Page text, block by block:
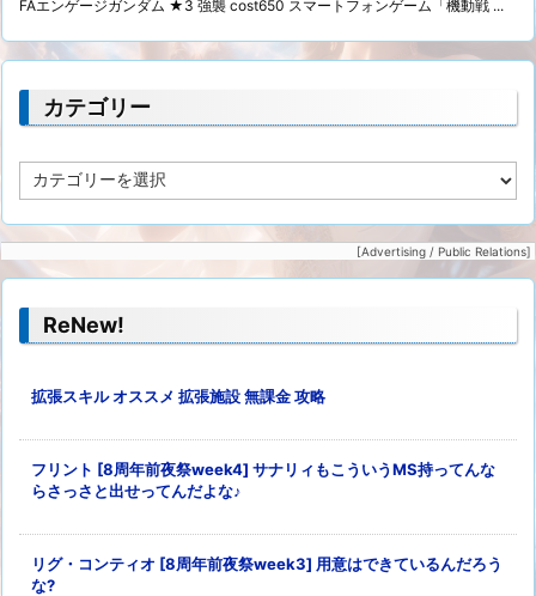
FAエンゲージガンダム ★3 強襲 cost650 スマートフォンゲーム「機動戦 ...
カテゴリー
テ
リ
ー
[Advertising / Public Relations]
ReNew!
拡張スキル オススメ 拡張施設 無課金 攻略
フリント [8周年前夜祭week4] サナリィもこういうMS持ってんな
らさっさと出せってんだよな♪
リグ・コンティオ [8周年前夜祭week3] 用意はできているんだろう
な?